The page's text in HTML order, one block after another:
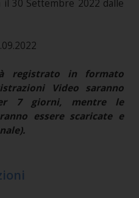
30 Settembre 2022 dalle
registrato in formato
Video saranno
7 giorni, mentre le
essere scaricate e